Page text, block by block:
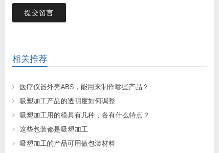
提交留言
相关推荐
医疗仪器外壳ABS，能用来制作哪些产品？
吸塑加工产品的透明度如何调整
吸塑加工用的模具有几种，各有什么特点？
这些包装都是吸塑加工
吸塑加工的产品可用做包装材料